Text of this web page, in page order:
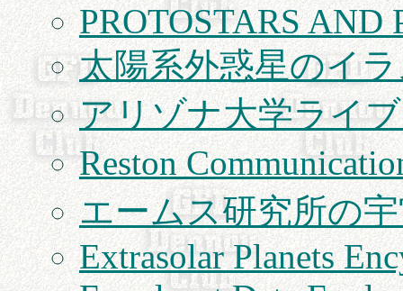
PROTOSTARS AND
太陽系外惑星のイ
アリゾナ大学ライ
Reston
エームス研究所の
Extrasolar Planets